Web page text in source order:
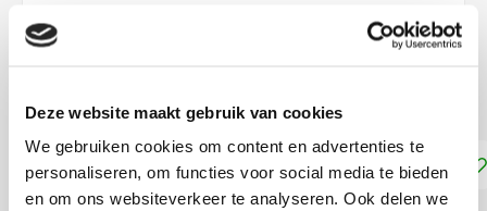
Deze website maakt gebruik van cookies
We gebruiken cookies om content en advertenties te
personaliseren, om functies voor social media te bieden
en om ons websiteverkeer te analyseren. Ook delen we
DIRECT LEVERBAAR
Toevoegen aan winkelwagen